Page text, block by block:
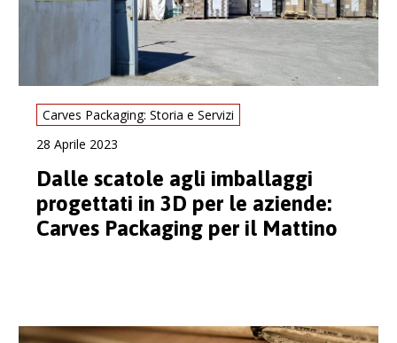
Carves Packaging: Storia e Servizi
28 Aprile 2023
Dalle scatole agli imballaggi
progettati in 3D per le aziende:
Carves Packaging per il Mattino